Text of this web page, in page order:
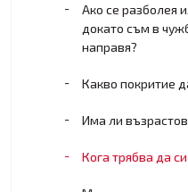
Ако се разболея
докато съм в
направя?
Какво покритие
Има ли
Кога трябва да